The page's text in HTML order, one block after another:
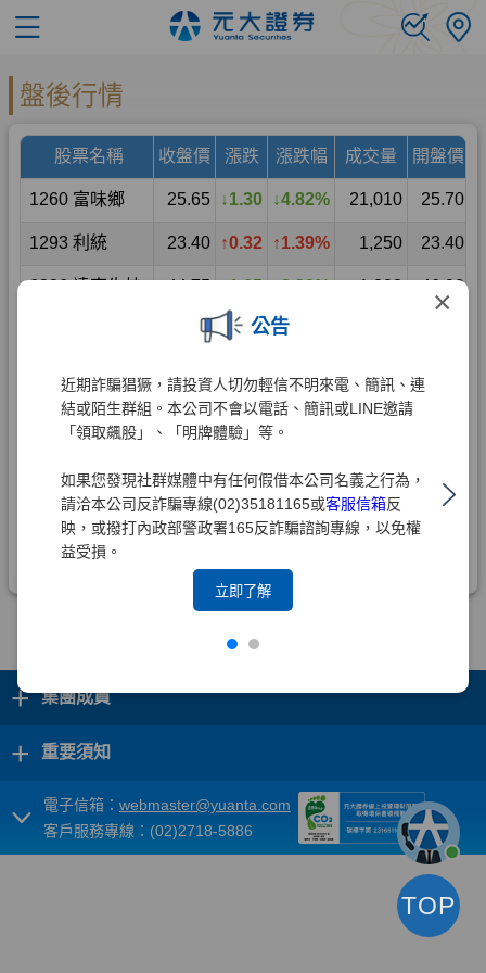
×
公告
近期詐騙猖獗，請投資人切勿輕信不明來電、簡訊、連
結或陌生群組。本公司不會以電話、簡訊或LINE邀請
「領取飆股」、「明牌體驗」等。
如果您發現社群媒體中有任何假借本公司名義之行為，
請洽本公司反詐騙專線(02)35181165或客服信箱反
映，或撥打內政部警政署165反詐騙諮詢專線，以免權
益受損。
立即了解
+ 集團成員
+ 重要須知
電子信箱： webmaster@yuanta.com
客戶服務專線：(02)2718-5886
TOP